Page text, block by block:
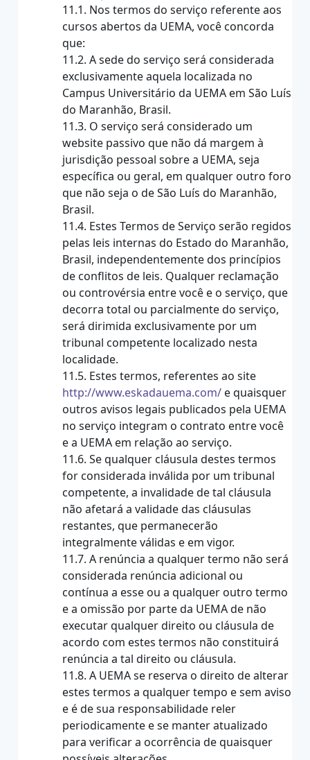
11.1. Nos termos do serviço referente aos
cursos abertos da UEMA, você concorda
que:
11.2. A sede do serviço será considerada
exclusivamente aquela localizada no
Campus Universitário da UEMA em São Luís
do Maranhão, Brasil.
11.3. O serviço será considerado um
website passivo que não dá margem à
jurisdição pessoal sobre a UEMA, seja
específica ou geral, em qualquer outro foro
que não seja o de São Luís do Maranhão,
Brasil.
11.4. Estes Termos de Serviço serão regidos
pelas leis internas do Estado do Maranhão,
Brasil, independentemente dos princípios
de conflitos de leis. Qualquer reclamação
ou controvérsia entre você e o serviço, que
decorra total ou parcialmente do serviço,
será dirimida exclusivamente por um
tribunal competente localizado nesta
localidade.
11.5. Estes termos, referentes ao site
http://www.eskadauema.com/ e quaisquer
outros avisos legais publicados pela UEMA
no serviço integram o contrato entre você
e a UEMA em relação ao serviço.
11.6. Se qualquer cláusula destes termos
for considerada inválida por um tribunal
competente, a invalidade de tal cláusula
não afetará a validade das cláusulas
restantes, que permanecerão
integralmente válidas e em vigor.
11.7. A renúncia a qualquer termo não será
considerada renúncia adicional ou
contínua a esse ou a qualquer outro termo
e a omissão por parte da UEMA de não
executar qualquer direito ou cláusula de
acordo com estes termos não constituirá
renúncia a tal direito ou cláusula.
11.8. A UEMA se reserva o direito de alterar
estes termos a qualquer tempo e sem aviso
e é de sua responsabilidade reler
periodicamente e se manter atualizado
para verificar a ocorrência de quaisquer